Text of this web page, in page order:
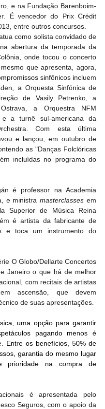
e na Fundação Barenboim-
É vencedor do Prix Crédit
entre outros concursos.
como solista convidado de
abertura da temporada da
onde tocou o concerto
que apresenta, agora,
sinfônicos incluem
a Orquesta Sinfónica de
de Vasily Petrenko, a
a Orquestra NFM
e a turnê sul-americana da
Com esta última
e lançou, em outubro de
as "Danças Folclóricas
incluídas no programa do
é professor na Academia
e ministra masterclasses em
Superior de Música Reina
é artista da fabricante de
e toca um instrumento do
O Globo/Dellarte Concertos
Janeiro o que há de melhor
com recitais de artistas
ascensão, que devem
de suas apresentações.
uma opção para garantir
pagando menos é
Entre os benefícios, 50% de
garantia do mesmo lugar
prioridade na compra de
é apresentada pelo
Seguros, com o apoio da